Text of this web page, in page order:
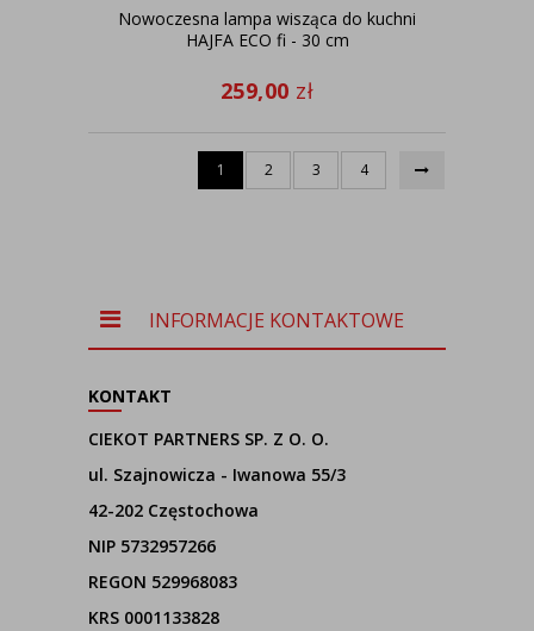
Nowoczesna lampa wisząca do kuchni
HAJFA ECO fi - 30 cm
259,00 zł
1 2 3 4
INFORMACJE KONTAKTOWE
KONTAKT
CIEKOT PARTNERS SP. Z O. O.
ul. Szajnowicza - Iwanowa 55/3
42-202 Częstochowa
NIP 5732957266
REGON 529968083
KRS 0001133828